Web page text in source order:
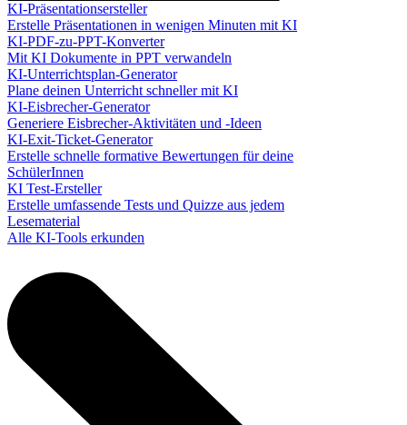
KI-Präsentationsersteller
Erstelle Präsentationen in wenigen Minuten mit KI
KI-PDF-zu-PPT-Konverter
Mit KI Dokumente in PPT verwandeln
KI-Unterrichtsplan-Generator
Plane deinen Unterricht schneller mit KI
KI-Eisbrecher-Generator
Generiere Eisbrecher-Aktivitäten und -Ideen
KI-Exit-Ticket-Generator
Erstelle schnelle formative Bewertungen für deine
SchülerInnen
KI Test-Ersteller
Erstelle umfassende Tests und Quizze aus jedem
Lesematerial
Alle KI-Tools erkunden